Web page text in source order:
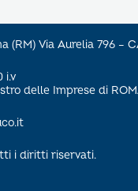
(RM) Via Aurelia 796 –
i.v
delle Imprese di
i diritti riservati.